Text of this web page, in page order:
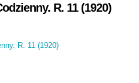
R. 11 (1920)
R. 11 (1920)